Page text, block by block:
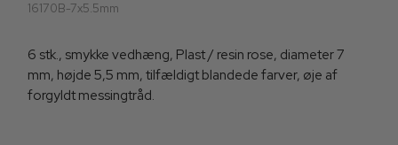
16170B-7x5.5mm
6 stk., smykke vedhæng, Plast / resin rose, diameter 7
mm, højde 5,5 mm, tilfældigt blandede farver, øje af
forgyldt messingtråd.